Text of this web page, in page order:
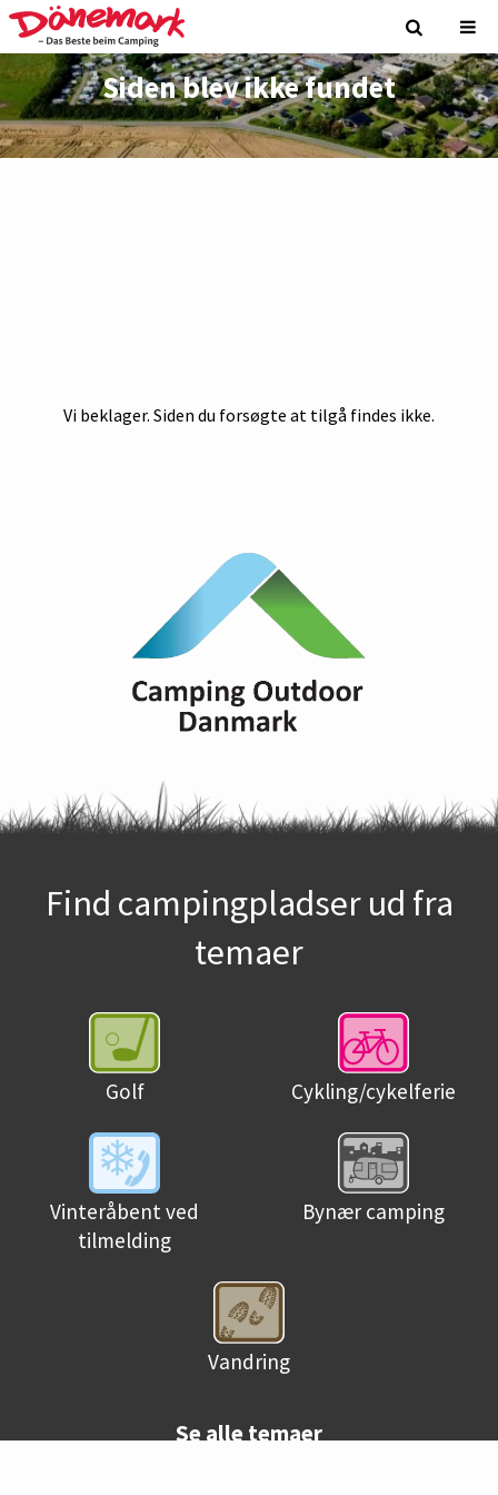
Siden blev ikke fundet
Vi beklager. Siden du forsøgte at tilgå findes ikke.
Find campingpladser ud fra
temaer
Golf Cykling/cykelferie
Vinteråbent ved
tilmelding
Bynær camping
Vandring
Se alle temaer